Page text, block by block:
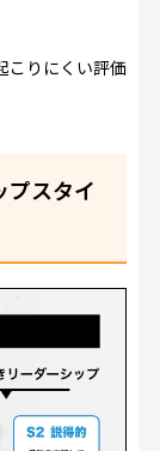
こりにくい評価
プスタイ